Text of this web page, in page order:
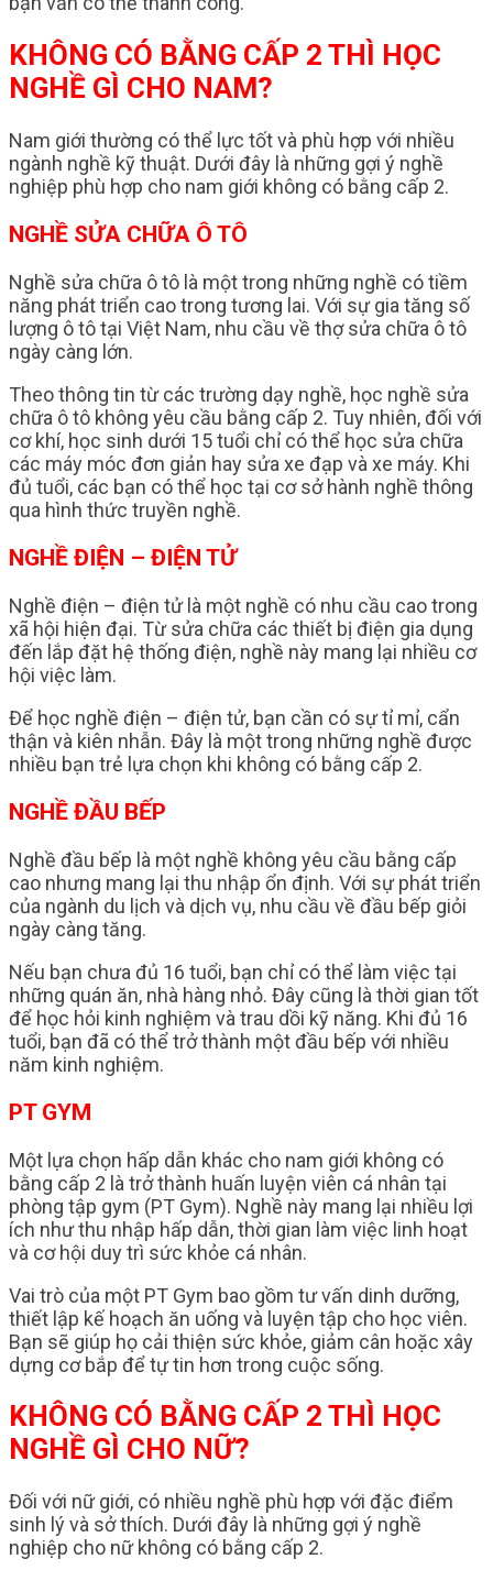
KHÔNG CÓ BẰNG CẤP 2 THÌ HỌC
NGHỀ GÌ CHO NAM?
Nam giới thường có thể lực tốt và phù hợp với nhiều
ngành nghề kỹ thuật. Dưới đây là những gợi ý nghề
nghiệp phù hợp cho nam giới không có bằng cấp 2.
NGHỀ SỬA CHỮA Ô TÔ
Nghề sửa chữa ô tô là một trong những nghề có tiềm
năng phát triển cao trong tương lai. Với sự gia tăng số
lượng ô tô tại Việt Nam, nhu cầu về thợ sửa chữa ô tô
ngày càng lớn.
Theo thông tin từ các trường dạy nghề, học nghề sửa
chữa ô tô không yêu cầu bằng cấp 2. Tuy nhiên, đối với
cơ khí, học sinh dưới 15 tuổi chỉ có thể học sửa chữa
các máy móc đơn giản hay sửa xe đạp và xe máy. Khi
đủ tuổi, các bạn có thể học tại cơ sở hành nghề thông
qua hình thức truyền nghề.
NGHỀ ĐIỆN – ĐIỆN TỬ
Nghề điện – điện tử là một nghề có nhu cầu cao trong
xã hội hiện đại. Từ sửa chữa các thiết bị điện gia dụng
đến lắp đặt hệ thống điện, nghề này mang lại nhiều cơ
hội việc làm.
Để học nghề điện – điện tử, bạn cần có sự tỉ mỉ, cẩn
thận và kiên nhẫn. Đây là một trong những nghề được
nhiều bạn trẻ lựa chọn khi không có bằng cấp 2.
NGHỀ ĐẦU BẾP
Nghề đầu bếp là một nghề không yêu cầu bằng cấp
cao nhưng mang lại thu nhập ổn định. Với sự phát triển
của ngành du lịch và dịch vụ, nhu cầu về đầu bếp giỏi
ngày càng tăng.
Nếu bạn chưa đủ 16 tuổi, bạn chỉ có thể làm việc tại
những quán ăn, nhà hàng nhỏ. Đây cũng là thời gian tốt
để học hỏi kinh nghiệm và trau dồi kỹ năng. Khi đủ 16
tuổi, bạn đã có thể trở thành một đầu bếp với nhiều
năm kinh nghiệm.
PT GYM
Một lựa chọn hấp dẫn khác cho nam giới không có
bằng cấp 2 là trở thành huấn luyện viên cá nhân tại
phòng tập gym (PT Gym). Nghề này mang lại nhiều lợi
ích như thu nhập hấp dẫn, thời gian làm việc linh hoạt
và cơ hội duy trì sức khỏe cá nhân.
Vai trò của một PT Gym bao gồm tư vấn dinh dưỡng,
thiết lập kế hoạch ăn uống và luyện tập cho học viên.
Bạn sẽ giúp họ cải thiện sức khỏe, giảm cân hoặc xây
dựng cơ bắp để tự tin hơn trong cuộc sống.
KHÔNG CÓ BẰNG CẤP 2 THÌ HỌC
NGHỀ GÌ CHO NỮ?
Đối với nữ giới, có nhiều nghề phù hợp với đặc điểm
sinh lý và sở thích. Dưới đây là những gợi ý nghề
nghiệp cho nữ không có bằng cấp 2.